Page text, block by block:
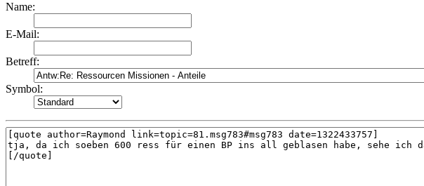
Name:
E-Mail:
Betreff:
Symbol: